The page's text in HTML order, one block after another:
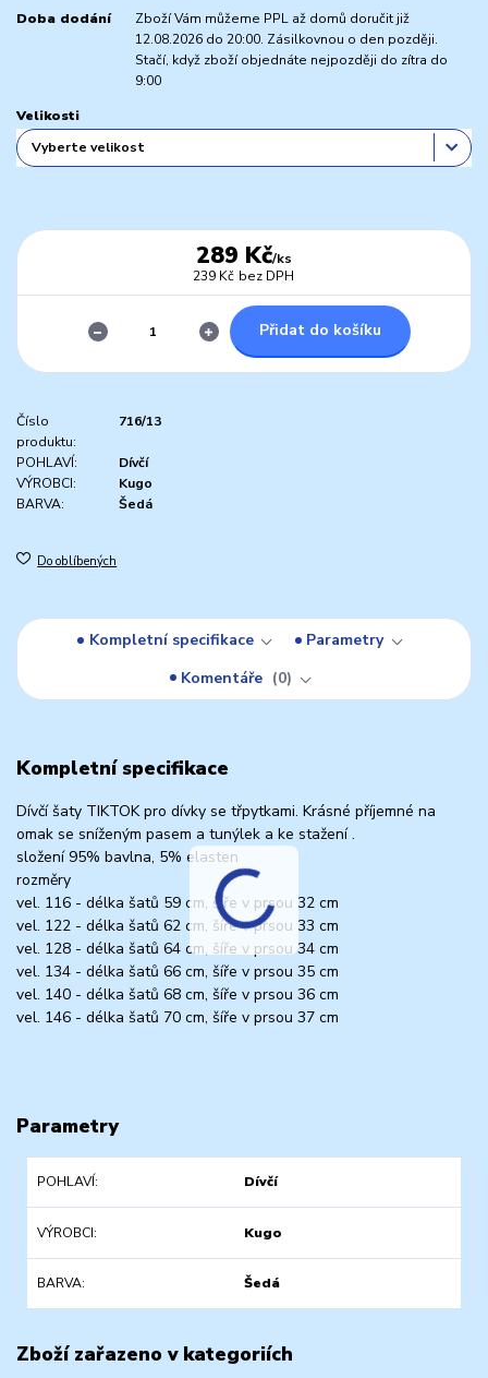
Doba dodání
Zboží Vám můžeme PPL až domů doručit již
12.08.2026 do 20:00. Zásilkovnou o den později.
Stačí, když zboží objednáte nejpozději do zítra do
9:00
Velikosti
289 Kč/ks
239 Kč bez DPH
Přidat do košíku
Číslo
produktu:
716/13
POHLAVÍ:
Dívčí
VÝROBCI:
Kugo
BARVA:
Šedá
Do oblíbených
Kompletní specifikace
Parametry
Komentáře
0
Kompletní specifikace
Dívčí šaty TIKTOK pro dívky se třpytkami. Krásné příjemné na
omak se sníženým pasem a tunýlek a ke stažení .
složení 95% bavlna, 5% elasten
rozměry
vel. 116 - délka šatů 59 cm, šíře v prsou 32 cm
vel. 122 - délka šatů 62 cm, šíře v prsou 33 cm
vel. 128 - délka šatů 64 cm, šíře v prsou 34 cm
vel. 134 - délka šatů 66 cm, šíře v prsou 35 cm
vel. 140 - délka šatů 68 cm, šíře v prsou 36 cm
vel. 146 - délka šatů 70 cm, šíře v prsou 37 cm
Parametry
POHLAVÍ Dívčí
VÝROBCI Kugo
BARVA Šedá
Zboží zařazeno v kategoriích